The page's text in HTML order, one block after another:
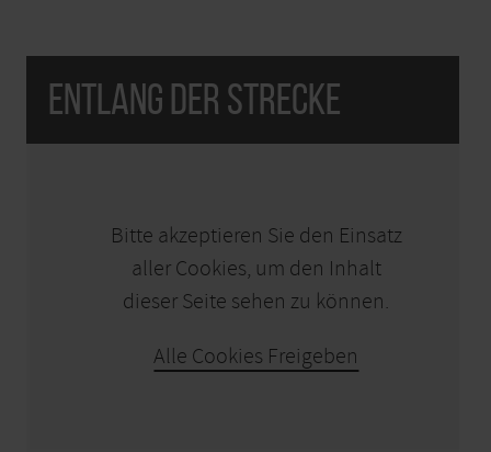
Nummern markiert. Was gibt es an diesen Stellen zu
Entlang der Strecke
Bitte akzeptieren Sie den Einsatz
aller Cookies, um den Inhalt
dieser Seite sehen zu können.
Alle Cookies Freigeben